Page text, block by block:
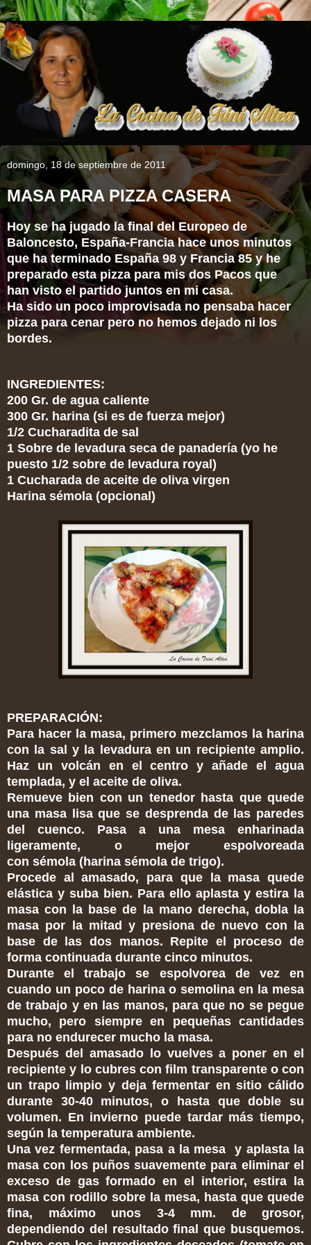
domingo, 18 de septiembre de 2011
MASA PARA PIZZA CASERA
Hoy se ha jugado la final del Europeo de
Baloncesto, España-Francia hace unos minutos
que ha terminado España 98 y Francia 85 y he
preparado esta pizza para mis dos Pacos que
han visto el partido juntos en mi casa.
Ha sido un poco improvisada no pensaba hacer
pizza para cenar pero no hemos dejado ni los
bordes.
INGREDIENTES:
200 Gr. de agua caliente
300 Gr. harina (si es de fuerza mejor)
1/2 Cucharadita de sal
1 Sobre de levadura seca de panadería (yo he
puesto 1/2 sobre de levadura royal)
1 Cucharada de aceite de oliva virgen
Harina sémola (opcional)
PREPARACIÓN:
Para hacer la masa, primero mezclamos la harina
con la sal y la levadura en un recipiente amplio.
Haz un volcán en el centro y añade el agua
templada, y el aceite de oliva.
Remueve bien con un tenedor hasta que quede
una masa lisa que se desprenda de las paredes
del cuenco. Pasa a una mesa enharinada
ligeramente, o mejor espolvoreada
con sémola (harina sémola de trigo).
Procede al amasado, para que la masa quede
elástica y suba bien. Para ello aplasta y estira la
masa con la base de la mano derecha, dobla la
masa por la mitad y presiona de nuevo con la
base de las dos manos. Repite el proceso de
forma continuada durante cinco minutos.
Durante el trabajo se espolvorea de vez en
cuando un poco de harina o semolina en la mesa
de trabajo y en las manos, para que no se pegue
mucho, pero siempre en pequeñas cantidades
para no endurecer mucho la masa.
Después del amasado lo vuelves a poner en el
recipiente y lo cubres con film transparente o con
un trapo limpio y deja fermentar en sitio cálido
durante 30-40 minutos, o hasta que doble su
volumen. En invierno puede tardar más tiempo,
según la temperatura ambiente.
Una vez fermentada, pasa a la mesa y aplasta la
masa con los puños suavemente para eliminar el
exceso de gas formado en el interior, estira la
masa con rodillo sobre la mesa, hasta que quede
fina, máximo unos 3-4 mm. de grosor,
dependiendo del resultado final que busquemos.